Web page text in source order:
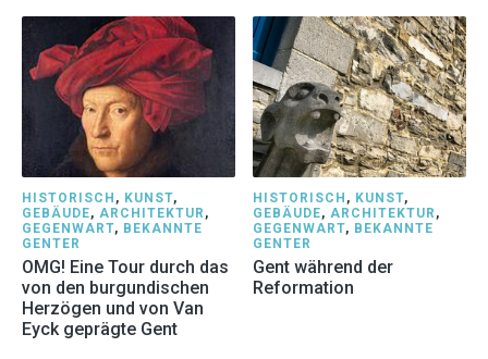
HISTORISCH , KUNST,
GEBÄUDE, ARCHITEKTUR ,
GEGENWART, BEKANNTE
GENTER
OMG! Eine Tour durch das
von den burgundischen
Herzögen und von Van
Eyck geprägte Gent
HISTORISCH , KUNST,
GEBÄUDE, ARCHITEKTUR ,
GEGENWART, BEKANNTE
GENTER
Gent während der
Reformation